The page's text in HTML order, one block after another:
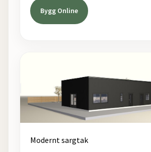
Bygg Online
Modernt sargtak